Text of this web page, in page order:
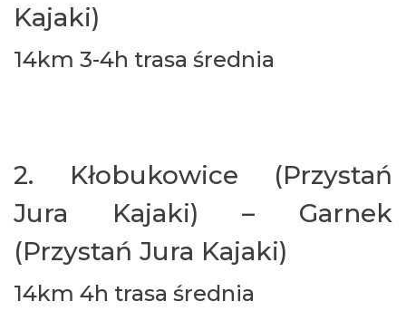
Kajaki)
14km 3-4h trasa średnia
2. Kłobukowice (Przystań
Jura Kajaki) – Garnek
(Przystań Jura Kajaki)
14km 4h trasa średnia